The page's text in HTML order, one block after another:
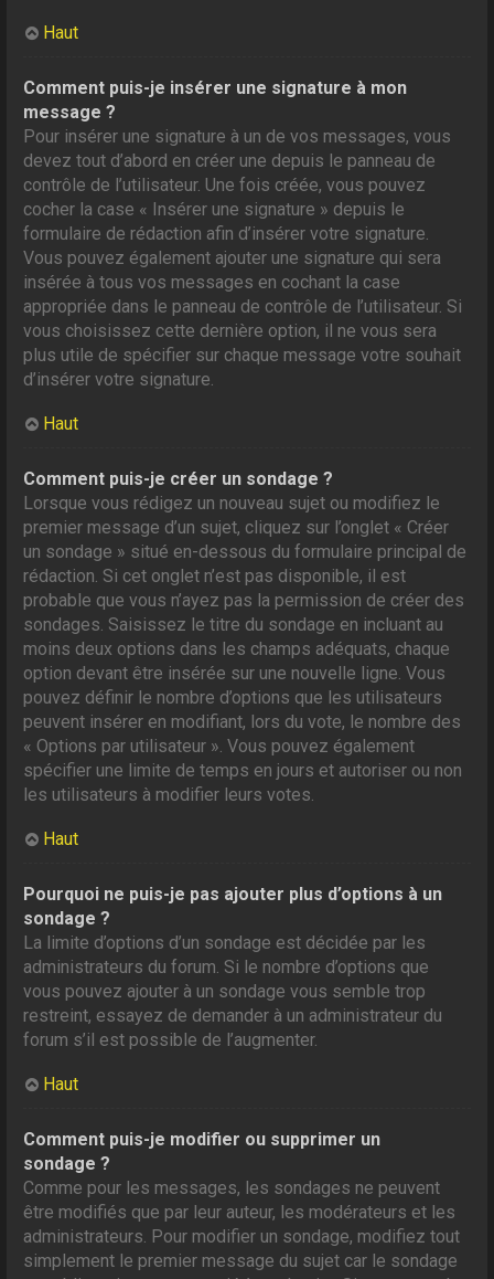
Haut
Comment puis-je insérer une signature à mon
message ?
Pour insérer une signature à un de vos messages, vous
devez tout d’abord en créer une depuis le panneau de
contrôle de l’utilisateur. Une fois créée, vous pouvez
cocher la case « Insérer une signature » depuis le
formulaire de rédaction afin d’insérer votre signature.
Vous pouvez également ajouter une signature qui sera
insérée à tous vos messages en cochant la case
appropriée dans le panneau de contrôle de l’utilisateur. Si
vous choisissez cette dernière option, il ne vous sera
plus utile de spécifier sur chaque message votre souhait
d’insérer votre signature.
Haut
Comment puis-je créer un sondage ?
Lorsque vous rédigez un nouveau sujet ou modifiez le
premier message d’un sujet, cliquez sur l’onglet « Créer
un sondage » situé en-dessous du formulaire principal de
rédaction. Si cet onglet n’est pas disponible, il est
probable que vous n’ayez pas la permission de créer des
sondages. Saisissez le titre du sondage en incluant au
moins deux options dans les champs adéquats, chaque
option devant être insérée sur une nouvelle ligne. Vous
pouvez définir le nombre d’options que les utilisateurs
peuvent insérer en modifiant, lors du vote, le nombre des
« Options par utilisateur ». Vous pouvez également
spécifier une limite de temps en jours et autoriser ou non
les utilisateurs à modifier leurs votes.
Haut
Pourquoi ne puis-je pas ajouter plus d’options à un
sondage ?
La limite d’options d’un sondage est décidée par les
administrateurs du forum. Si le nombre d’options que
vous pouvez ajouter à un sondage vous semble trop
restreint, essayez de demander à un administrateur du
forum s’il est possible de l’augmenter.
Haut
Comment puis-je modifier ou supprimer un
sondage ?
Comme pour les messages, les sondages ne peuvent
être modifiés que par leur auteur, les modérateurs et les
administrateurs. Pour modifier un sondage, modifiez tout
simplement le premier message du sujet car le sondage